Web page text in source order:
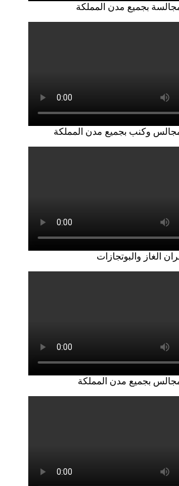
بجميع مدن المملكة
وكنب بجميع مدن المملكة
الغاز والبوتجازات
بجميع مدن المملكة